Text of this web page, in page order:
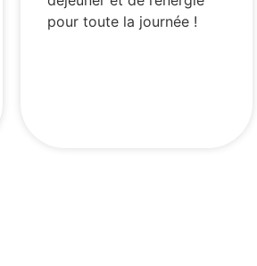
pour toute la journée !